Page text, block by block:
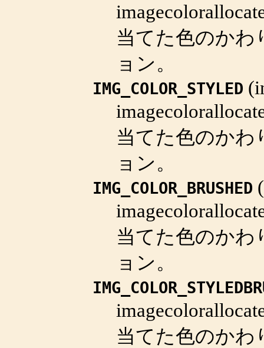
当てた色のかわ
ョン。
IMG_COLOR_STYLED (
当てた色のかわ
ョン。
IMG_COLOR_BRUSHED (
当てた色のかわ
ョン。
当てた色のかわ